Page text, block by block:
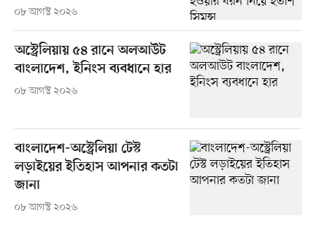
০৮ আগস্ট ২০২৬
অস্ট্রেলিয়ায় ৫৪ রানে অলআউট
বাংলাদেশ, ইনিংস ব্যবধানে হার
০৮ আগস্ট ২০২৬
বাংলাদেশ-অস্ট্রেলিয়া টেস্ট
লড়াইয়ের ইতিহাস আপনার কতটা
জানা
০৮ আগস্ট ২০২৬